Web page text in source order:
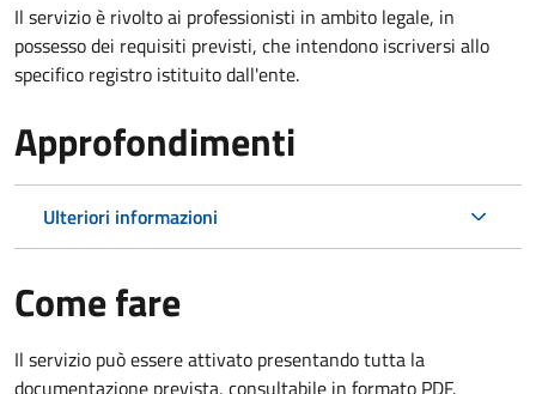
Il servizio è rivolto ai professionisti in ambito legale, in
possesso dei requisiti previsti, che intendono iscriversi allo
specifico registro istituito dall'ente.
Approfondimenti
Ulteriori informazioni
Come fare
Il servizio può essere attivato presentando tutta la
documentazione prevista, consultabile in formato PDF.